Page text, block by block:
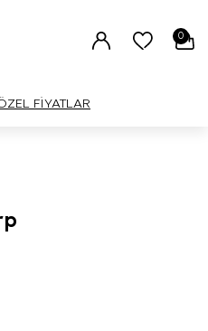
0
FİYATLAR